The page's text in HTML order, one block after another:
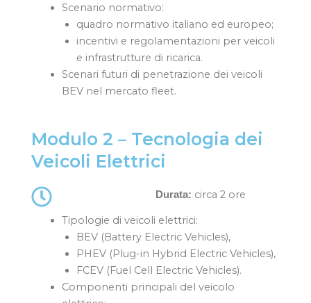
Scenario normativo:
quadro normativo italiano ed europeo;
incentivi e regolamentazioni per veicoli
e infrastrutture di ricarica.
Scenari futuri di penetrazione dei veicoli
BEV nel mercato fleet.
Modulo 2 – Tecnologia dei
Veicoli Elettrici
Durata: circa 2 ore
Tipologie di veicoli elettrici:
BEV (Battery Electric Vehicles),
PHEV (Plug-in Hybrid Electric Vehicles),
FCEV (Fuel Cell Electric Vehicles).
Componenti principali del veicolo